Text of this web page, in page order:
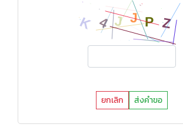
ยกเลิก ส่งคำขอ